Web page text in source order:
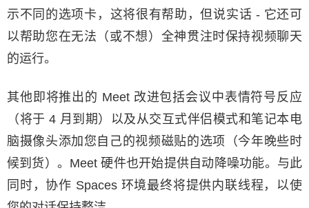
示不同的选项卡，这将很有帮助，但说实话 - 它还可
以帮助您在无法（或不想）全神贯注时保持视频聊天
的运行。
其他即将推出的 Meet 改进包括会议中表情符号反应
（将于 4 月到期）以及从交互式伴侣模式和笔记本电
脑摄像头添加您自己的视频磁贴的选项（今年晚些时
候到货）。Meet 硬件也开始提供自动降噪功能。与此
同时，协作 Spaces 环境最终将提供内联线程，以使